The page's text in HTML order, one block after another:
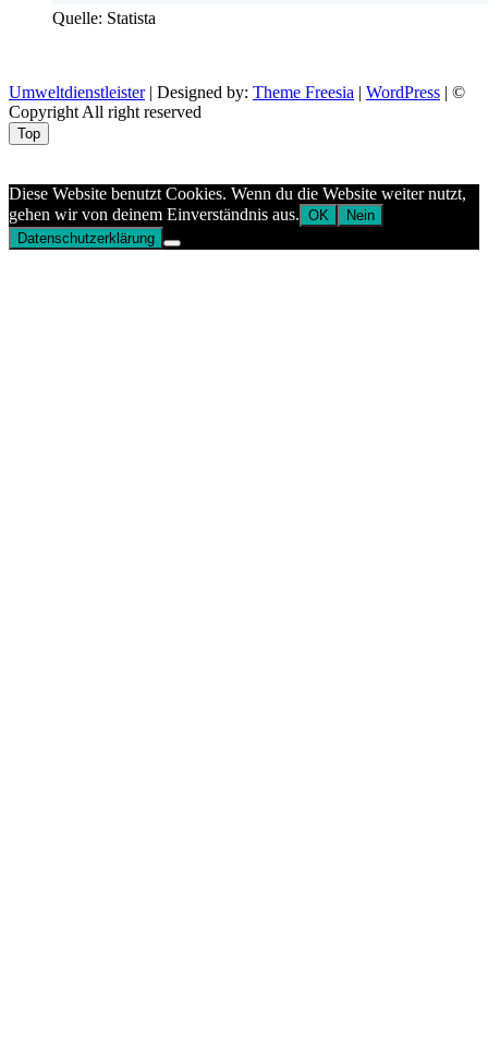
Quelle: Statista
Umweltdienstleister| Designed by: Theme Freesia | WordPress | ©
Copyright All right reserved
Top
Diese Website benutzt Cookies. Wenn du die Website weiter nutzt,
gehen wir von deinem Einverständnis aus. OK
Nein
Datenschutzerklärung